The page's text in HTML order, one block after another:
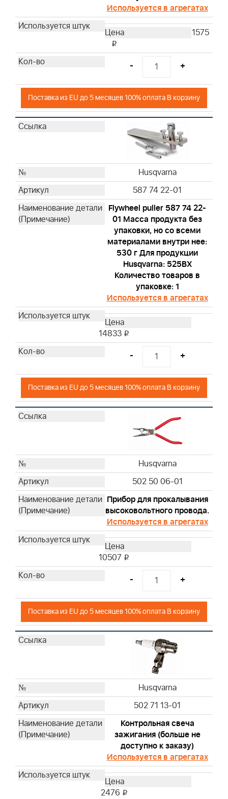
Используется в агрегатах
1575
i
- +
Поставка из EU до 5 месяцев 100% оплата В корзину
Husqvarna
587 74 22-01
Flywheel puller 587 74 22-
01 Масса продукта без
упаковки, но со всеми
материалами внутри нее:
530 г Для продукции
Husqvarna: 525BX
Количество товаров в
упаковке: 1
Используется в агрегатах
14833 i
- +
Поставка из EU до 5 месяцев 100% оплата В корзину
Husqvarna
502 50 06-01
Прибор для прокалывания
высоковольтного провода.
Используется в агрегатах
10507 i
- +
Поставка из EU до 5 месяцев 100% оплата В корзину
Husqvarna
502 71 13-01
Контрольная свеча
зажигания (больше не
доступно к заказу)
Используется в агрегатах
2476 i